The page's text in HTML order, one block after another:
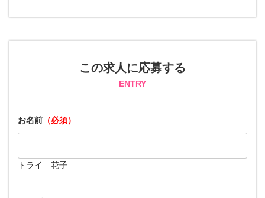
この求人に応募する
ENTRY
お名前 （必須）
トライ 花子